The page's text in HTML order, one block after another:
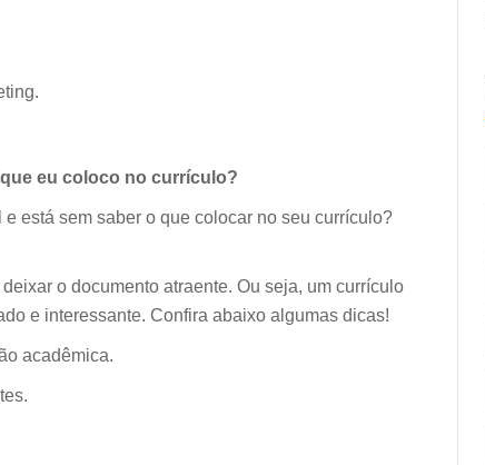
eu coloco no currículo?
está sem saber o que colocar no seu currículo?
o documento atraente. Ou seja, um currículo
e interessante. Confira abaixo algumas dicas!
acadêmica.